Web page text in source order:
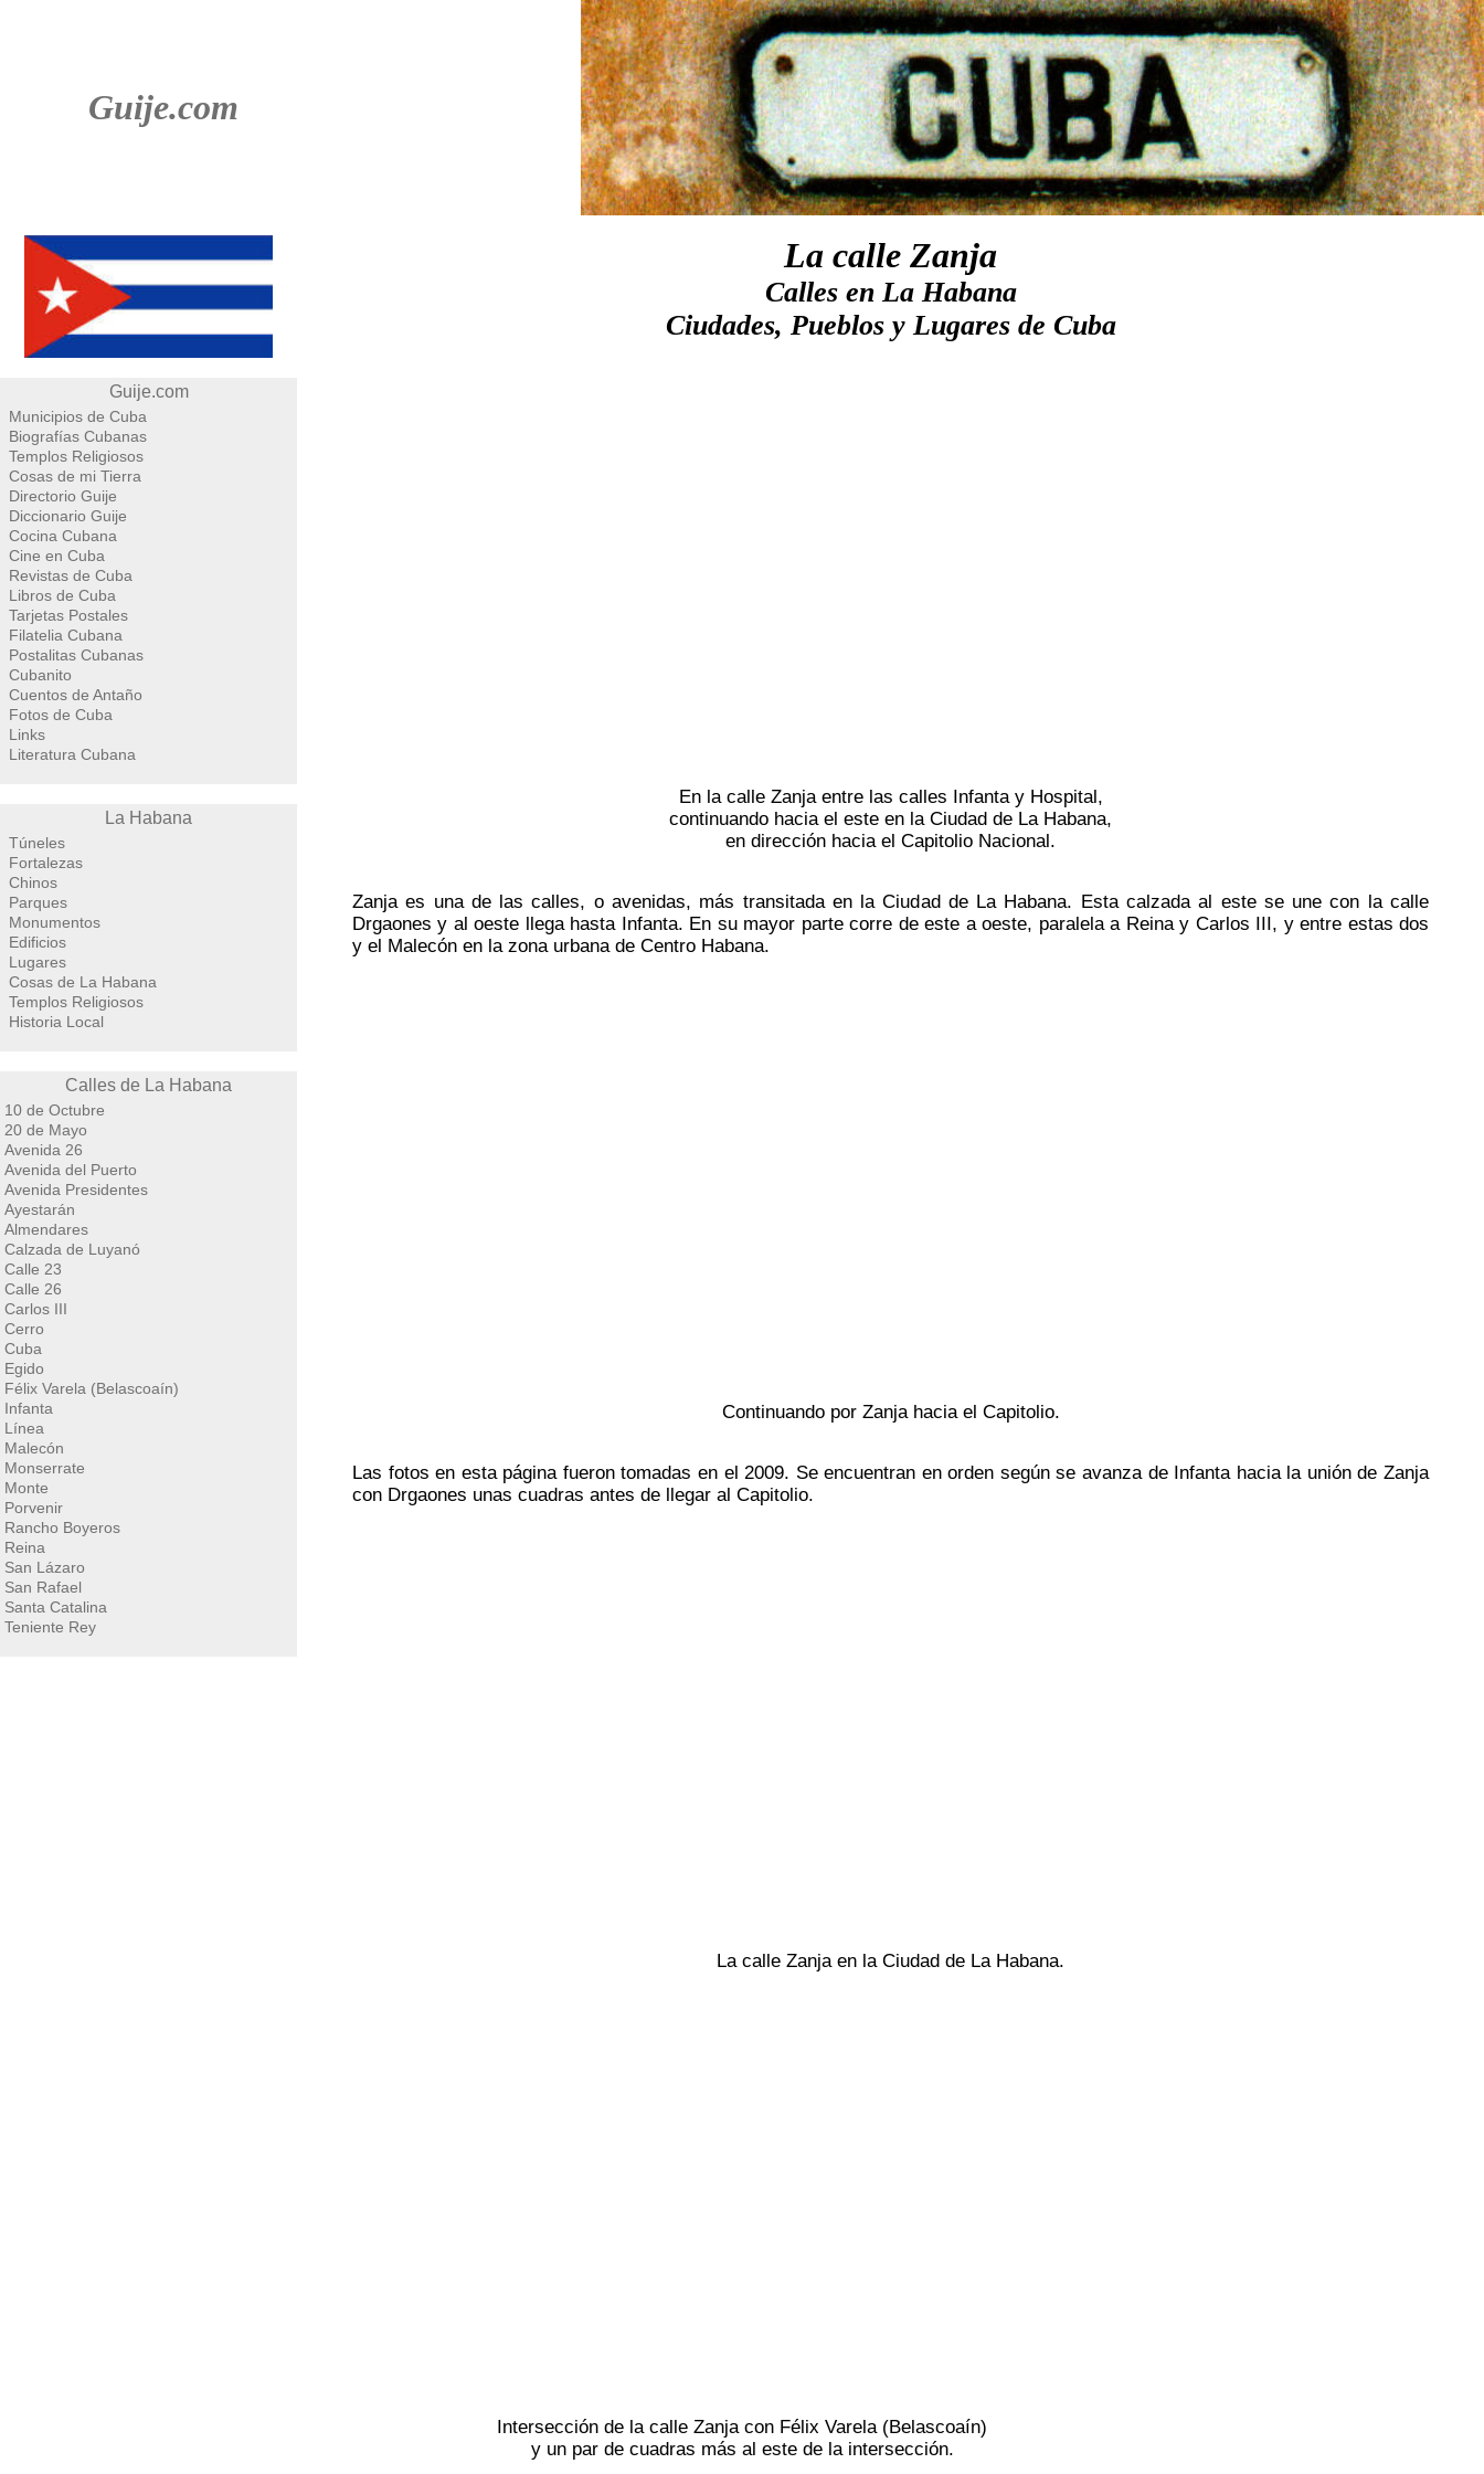
Guije.com
Guije.com
Municipios de Cuba
Biografías Cubanas
Templos Religiosos
Cosas de mi Tierra
Directorio Guije
Diccionario Guije
Cocina Cubana
Cine en Cuba
Revistas de Cuba
Libros de Cuba
Tarjetas Postales
Filatelia Cubana
Postalitas Cubanas
Cubanito
Cuentos de Antaño
Fotos de Cuba
Links
Literatura Cubana
La Habana
Túneles
Fortalezas
Chinos
Parques
Monumentos
Edificios
Lugares
Cosas de La Habana
Templos Religiosos
Historia Local
Calles de La Habana
10 de Octubre
20 de Mayo
Avenida 26
Avenida del Puerto
Avenida Presidentes
Ayestarán
Almendares
Calzada de Luyanó
Calle 23
Calle 26
Carlos III
Cerro
Cuba
Egido
Félix Varela (Belascoaín)
Infanta
Línea
Malecón
Monserrate
Monte
Porvenir
Rancho Boyeros
Reina
San Lázaro
San Rafael
Santa Catalina
Teniente Rey
La calle Zanja
Calles en La Habana
Ciudades, Pueblos y Lugares de Cuba
En la calle Zanja entre las calles Infanta y Hospital,
continuando hacia el este en la Ciudad de La Habana,
en dirección hacia el Capitolio Nacional.
Zanja es una de las calles, o avenidas, más transitada en la Ciudad de La Habana. Esta calzada al este se une con la calle
Drgaones y al oeste llega hasta Infanta. En su mayor parte corre de este a oeste, paralela a Reina y Carlos III, y entre estas dos
y el Malecón en la zona urbana de Centro Habana.
Continuando por Zanja hacia el Capitolio.
Las fotos en esta página fueron tomadas en el 2009. Se encuentran en orden según se avanza de Infanta hacia la unión de Zanja
con Drgaones unas cuadras antes de llegar al Capitolio.
La calle Zanja en la Ciudad de La Habana.
Intersección de la calle Zanja con Félix Varela (Belascoaín)
y un par de cuadras más al este de la intersección.